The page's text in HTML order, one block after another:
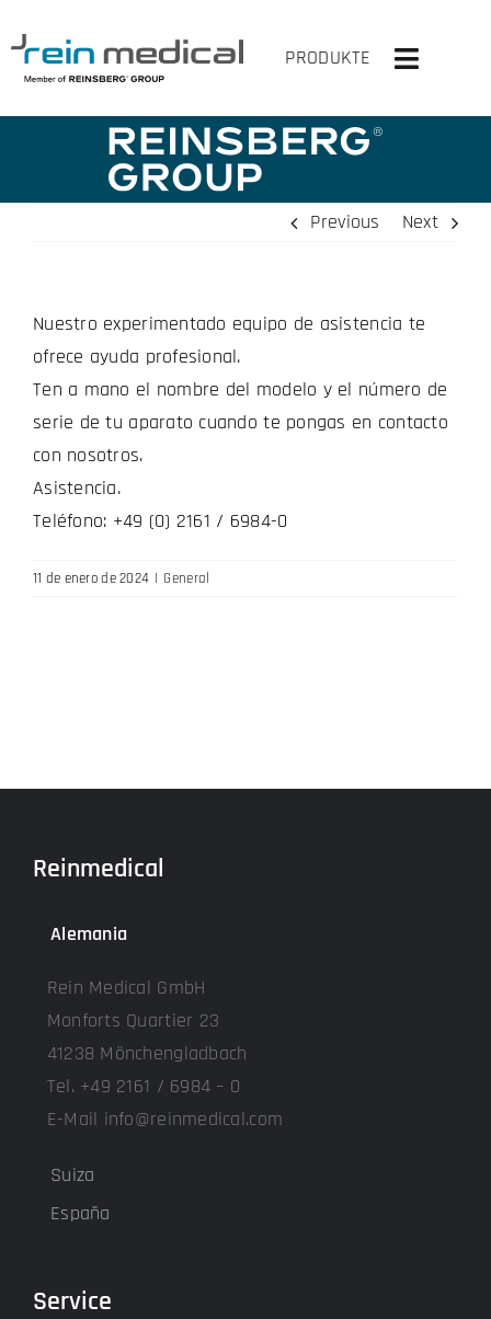
to
content
PRODUKTE
Toggle
INICIO
SOLUCIONES
VIRTUAL OP
LA EMPRESA
CONTACTA CON NOSOTROS
Previous Next
Nuestro experimentado equipo de asistencia te
ofrece ayuda profesional.
Ten a mano el nombre del modelo y el número de
serie de tu aparato cuando te pongas en contacto
con nosotros.
Asistencia.
Teléfono: +49 (0) 2161 / 6984-0
11 de enero de 2024 | General
Reinmedical
Alemania
Rein Medical GmbH
Monforts Quartier 23
41238 Mönchengladbach
Tel. +49 2161 / 6984 – 0
E-Mail info@reinmedical.com
Suiza
España
Service